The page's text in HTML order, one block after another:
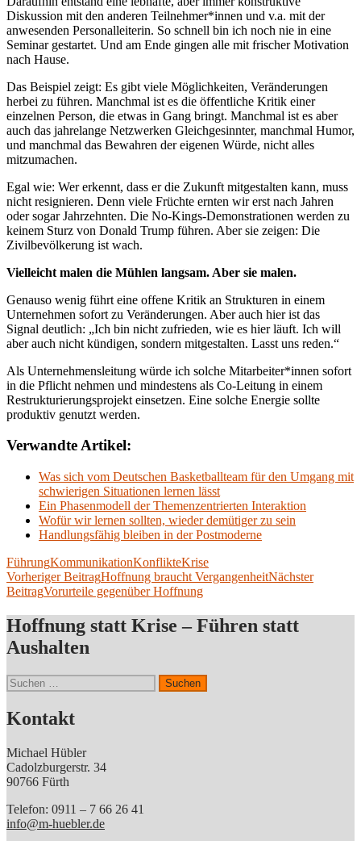
Diskussion mit den anderen Teilnehmer*innen und v.a. mit der
anwesenden Personalleiterin. So schnell bin ich noch nie in eine
Seminar gestartet. Und am Ende gingen alle mit frischer Motivation
nach Hause.
Das Beispiel zeigt: Es gibt viele Möglichkeiten, Veränderungen
herbei zu führen. Manchmal ist es die öffentliche Kritik einer
einzelnen Person, die etwas in Gang bringt. Manchmal ist es aber
auch das jahrelange Netzwerken Gleichgesinnter, manchmal Humor,
und manchmal das Bewahren der eigenen Würde, nicht alles
mitzumachen.
Egal wie: Wer erkennt, dass er die Zukunft mitgestalten kann, muss
nicht resignieren. Denn viele Früchte ernten wir erst nach Jahren
oder sogar Jahrzehnten. Die No-Kings-Demonstrationen werden zu
keinem Sturz von Donald Trump führen. Aber sie zeigen: Die
Zivilbevölkerung ist wach.
Vielleicht malen die Mühlen langsam. Aber sie malen.
Genauso wenig führt eine offene Kritik an Strukturen in einem
Unternehmen sofort zu Veränderungen. Aber auch hier ist das
Signal deutlich: „Ich bin nicht zufrieden, wie es hier läuft. Ich will
aber auch nicht kündigen, sondern mitgestalten. Lasst uns reden.“
Als Unternehmensleitung würde ich solche Mitarbeiter*innen sofort
in die Pflicht nehmen und mindestens als Co-Leitung in einem
Restrukturierungsprojekt einsetzen. Eine solche Energie sollte
produktiv genutzt werden.
Verwandte Artikel:
Was sich vom Deutschen Basketballteam für den Umgang mit
schwierigen Situationen lernen lässt
Ein Phasenmodell der Themenzentrierten Interaktion
Wofür wir lernen sollten, wieder demütiger zu sein
Handlungsfähig bleiben in der Postmoderne
FührungKommunikationKonflikteKrise
Beitragsnavigation
Vorheriger BeitragHoffnung braucht VergangenheitNächster
BeitragVorurteile gegenüber Hoffnung
Hoffnung statt Krise – Führen statt
Aushalten
Suchen
nach:
Kontakt
Michael Hübler
Cadolzburgerstr. 34
90766 Fürth
Telefon: 0911 – 7 66 26 41
info@m-huebler.de